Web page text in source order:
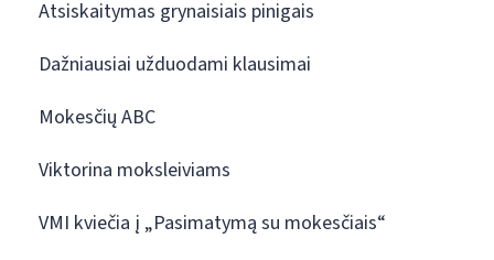
Atsiskaitymas grynaisiais pinigais
Dažniausiai užduodami klausimai
Mokesčių ABC
Viktorina moksleiviams
VMI kviečia į „Pasimatymą su mokesčiais“